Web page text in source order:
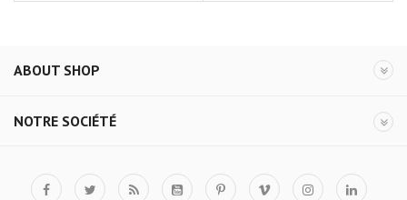
ABOUT SHOP
NOTRE SOCIÉTÉ